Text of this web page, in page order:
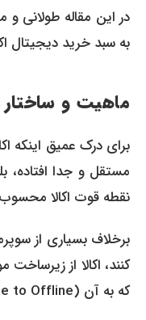
در این مقاله طولانی و
به سبد خرید دیجیتال
ماهیت و ساختار Okala : پیوند سنت و مدرنیته در خرده‌فروشی
مستقل و جدا افتاده،
نقطه قوت اکالا
کنند، اکالا از
که به آن O2O (Online to Offline) گفته می‌شود، باعث شده تا اکالا بتواند با سرعتی خیره‌کننده در شهرهای مختلف ایران گسترش یابد.